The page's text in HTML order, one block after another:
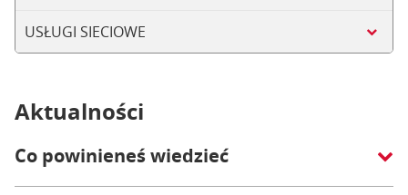
USŁUGI SIECIOWE
Aktualności
Co powinieneś wiedzieć